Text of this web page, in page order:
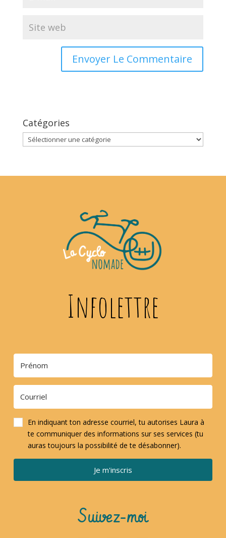
Catégories
Catégories
Infolettre
En indiquant ton adresse courriel, tu autorises Laura à
te communiquer des informations sur ses services (tu
auras toujours la possibilité de te désabonner).
Je m'inscris
Suivez-moi